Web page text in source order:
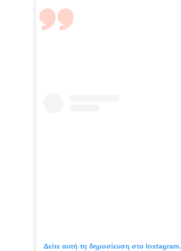
Δείτε αυτή τη δημοσίευση στο Instagram.